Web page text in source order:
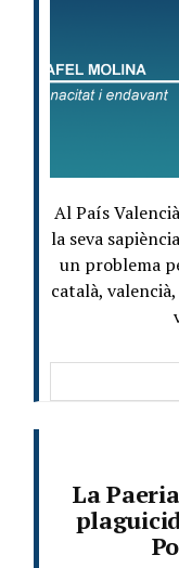
Al País
la seva
un problema
català,
La